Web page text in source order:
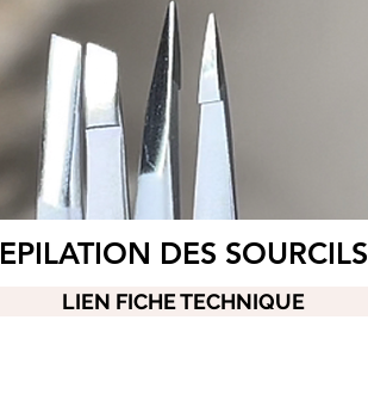
EPILATION DES SOURCILS
LIEN FICHE TECHNIQUE